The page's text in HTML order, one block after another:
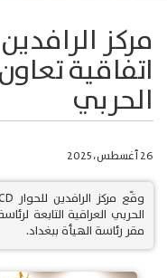
مركز
اتفاقية
الحربي
26 أغسطس، 2025
الحربي العراقية التابعة
مقر رئاسة الهيأة ببغداد.